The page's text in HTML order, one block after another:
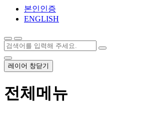
본인인증
ENGLISH
레이어 창닫기
전체메뉴